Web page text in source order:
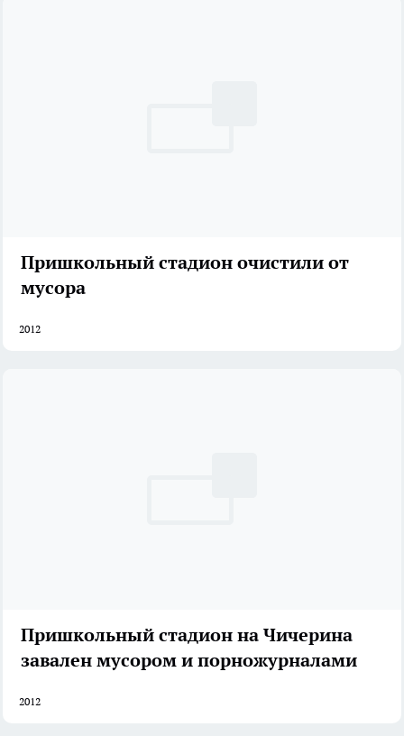
Пришкольный стадион очистили от
мусора
2012
Пришкольный стадион на Чичерина
завален мусором и порножурналами
2012